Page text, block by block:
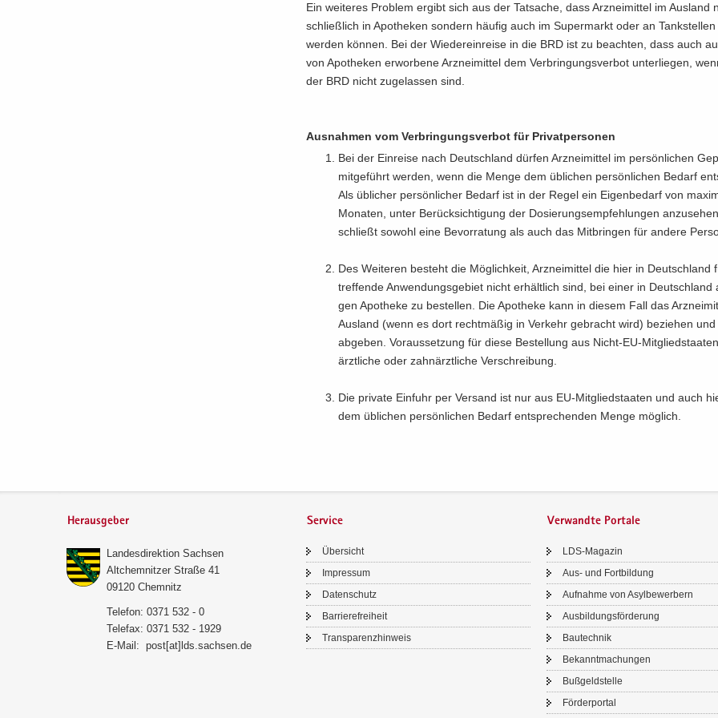
Ein wei­te­res Pro­blem er­gibt sich aus der Tat­sa­che, dass Arz­nei­mit­tel im Aus­land
schließ­lich in Apo­the­ken son­dern häu­fig auch im Su­per­markt oder an
wer­den kön­nen. Bei der Wie­der­ein­rei­se in die BRD ist zu be­ach­ten, dass auch
von Apo­the­ken er­wor­be­ne Arz­nei­mit­tel dem Ver­brin­gungs­ver­bot un­ter­lie­gen,
der BRD nicht zu­ge­las­sen sind.
Aus­nah­men vom Ver­brin­gungs­ver­bot für Pri­vat­per­so­nen
Bei der Ein­rei­se nach Deutsch­land dür­fen Arz­nei­mit­tel im per­sön­li­chen
mit­ge­führt wer­den, wenn die Menge dem üb­li­chen per­sön­li­chen Be­darf
Als üb­li­cher per­sön­li­cher Be­darf ist in der Regel ein Ei­gen­be­darf von
Mo­na­ten, unter Be­rück­sich­ti­gung der Do­sie­rungs­emp­feh­lun­gen
schließt so­wohl eine Be­vor­ra­tung als auch das Mit­brin­gen für an­de­re
Des Wei­te­ren be­steht die Mög­lich­keit, Arz­nei­mit­tel die hier in
tref­fen­de An­wen­dungs­ge­biet nicht er­hält­lich sind, bei einer in
gen Apo­the­ke zu be­stel­len. Die Apo­the­ke kann in die­sem Fall das
Aus­land (wenn es dort recht­mä­ßig in Ver­kehr ge­bracht wird) be­zie­hen und
ab­ge­ben. Vor­aus­set­zung für diese Be­stel­lung aus Nicht-​EU-
ärzt­li­che oder zahn­ärzt­li­che Ver­schrei­bung.
Die pri­va­te Ein­fuhr per Ver­sand ist nur aus EU-​Mitgliedstaaten und auch
dem üb­li­chen per­sön­li­chen Be­darf ent­spre­chen­den Menge mög­lich.
Herausgeber
Lan­des­di­rek­ti­on Sach­sen
Alt­chem­nit­zer Stra­ße 41
09120 Chem­nitz
Te­le­fon: 0371 532 - 0
Te­le­fax: 0371 532 - 1929
E-​Mail: post[at]lds.sach­sen.de
Service
Über­sicht
Im­pres­sum
Da­ten­schutz
Bar­rie­re­frei­heit
Trans­pa­renz­hin­weis
Verwandte Portale
LDS-​Magazin
Aus- und Fort­bil­dung
Auf­nah­me von Asyl­be­wer­bern
Aus­bil­dungs­för­de­rung
Bau­tech­nik
Be­kannt­ma­chun­gen
Buß­geld­stel­le
För­der­por­tal